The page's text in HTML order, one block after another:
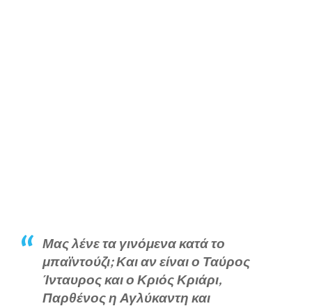
Μας λένε τα γινόμενα κατά το
μπαϊντούζι; Και αν είναι ο Ταύρος
Ίνταυρος και ο Κριός Κριάρι,
Παρθένος η Αγλύκαντη και